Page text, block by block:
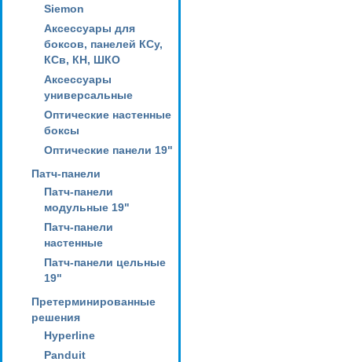
Siemon
Аксессуары для
боксов, панелей КСу,
КСв, КН, ШКО
Аксессуары
универсальные
Оптические настенные
боксы
Оптические панели 19"
Патч-панели
Патч-панели
модульные 19"
Патч-панели
настенные
Патч-панели цельные
19"
Претерминированные
решения
Hyperline
Panduit